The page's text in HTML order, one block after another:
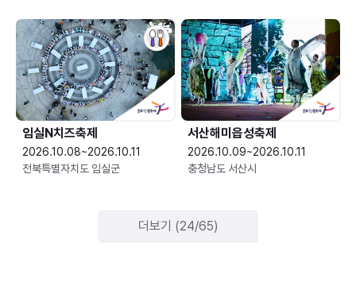
임실N치즈축제
2026.10.08~2026.10.11
전북특별자치도 임실군
서산해미읍성축제
2026.10.09~2026.10.11
충청남도 서산시
더보기 (24/65)